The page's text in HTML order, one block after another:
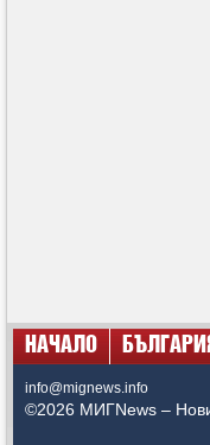
НАЧАЛО
info@mignews.info
©2026 МИГNews –